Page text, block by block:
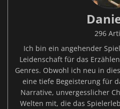
296
Ich bin ein angehender
Leidenschaft für das
Genres. Obwohl ich neu in
eine tiefe Begeisterung für
Narrative, unvergesslicher
Welten mit, die das